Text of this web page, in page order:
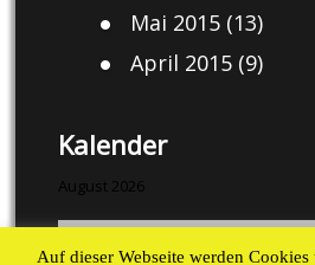
Mai 2015(13)
April 2015(9)
Kalender
August 2026
Auf dieser Webseite werden